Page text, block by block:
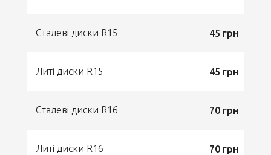
Сталеві диски R15 45 грн
Литі диски R15 45 грн
Сталеві диски R16 70 грн
Литі диски R16 70 грн